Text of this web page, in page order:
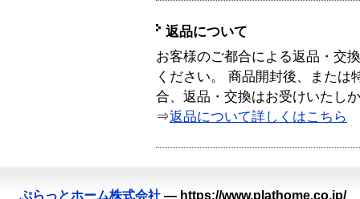
返品について
お客様のご都合による返品・交
ください。 商品開封後、または
合、返品・交換はお受けいたし
⇒返品について詳しくはこちら
ぷらっとホーム株式会社 — https://www.plathome.co.jp/